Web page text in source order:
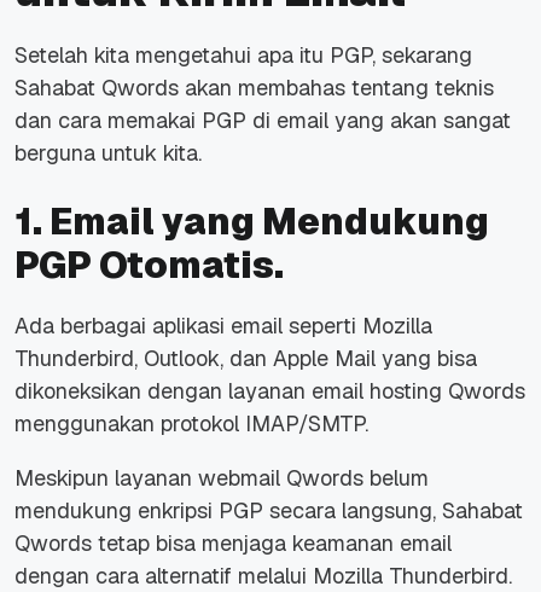
Setelah kita mengetahui apa itu PGP, sekarang
Sahabat Qwords akan membahas tentang teknis
dan cara memakai PGP di email yang akan sangat
berguna untuk kita.
1. Email yang Mendukung
PGP Otomatis.
Ada berbagai aplikasi email seperti Mozilla
Thunderbird, Outlook, dan Apple Mail yang bisa
dikoneksikan dengan layanan email hosting Qwords
menggunakan protokol IMAP/SMTP.
Meskipun layanan webmail Qwords belum
mendukung enkripsi PGP secara langsung, Sahabat
Qwords tetap bisa menjaga keamanan email
dengan cara alternatif melalui Mozilla Thunderbird.